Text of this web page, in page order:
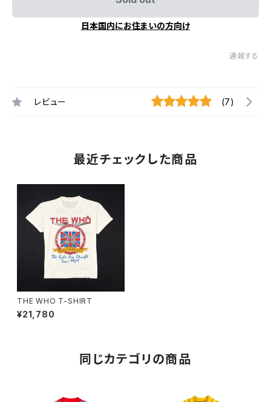
日本国内にお住まいの方向け
通報する
レビュー (7)
最近チェックした商品
THE WHO T-SHIRT
¥21,780
同じカテゴリの商品